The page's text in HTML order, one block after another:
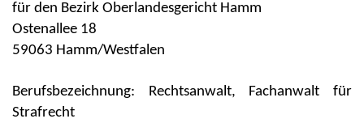
für den Bezirk Oberlandesgericht Hamm
Ostenallee 18
59063 Hamm/Westfalen
Berufsbezeichnung: Rechtsanwalt, Fachanwalt für
Strafrecht